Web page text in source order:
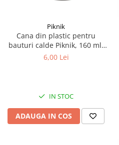
Solutii de indepartarea cimentului
(decapanti)
Dispensere
Dispensere folie
Dispensere hartie
Hartie igienica
Prosoape pliate
Role medicale
Piknik
Cana din plastic pentru
bauturi calde Piknik, 160 ml,
12 buc/set
6,00 Lei
IN STOC
ADAUGA IN COS